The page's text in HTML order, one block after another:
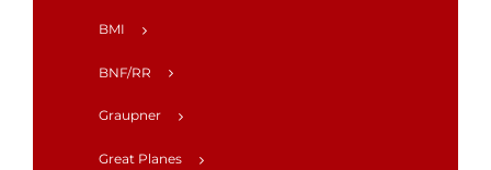
BMI
BNF/RR
Graupner
Great Planes